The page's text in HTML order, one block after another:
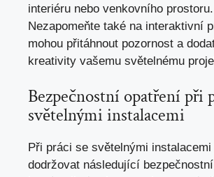
interiéru nebo venkovního prostoru.
Nezapomeňte také na interaktivní
mohou přitáhnout pozornost a
kreativity vašemu světelnému
Bezpečnostní opatření při
světelnými instalacemi
Při práci se světelnými
dodržovat následující